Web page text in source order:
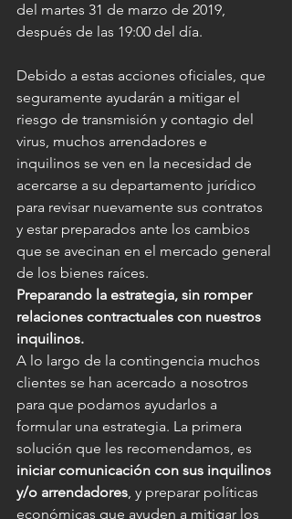
del martes 31 de marzo de 2019,
después de las 19:00 del día.
Debido a estas acciones oficiales, que
seguramente ayudarán a mitigar el
riesgo de transmisión y contagio del
virus, muchos arrendadores e
inquilinos se ven en la necesidad de
acercarse a su departamento jurídico
para revisar nuevamente sus contratos
y estar preparados ante los cambios
que se avecinan en el mercado general
de los bienes raíces.
Preparando la estrategia, sin romper
relaciones contractuales con nuestros
inquilinos.
A lo largo de la contingencia muchos
clientes se han acercado a nosotros
para que podamos ayudarlos a
formular una estrategia. La primera
solución que les recomendamos, es
iniciar comunicación con sus inquilinos
y/o arrendadores, y preparar políticas
económicas que ayuden a mitigar los